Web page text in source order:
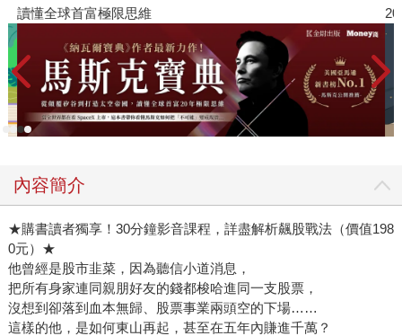
讀懂全球首富極限思維
內容簡介
★購書讀者獨享！30分鐘影音課程，詳盡解析飆股戰法（價值198
0元）★
他曾經是股市韭菜，因為聽信小道消息，
把所有身家連同親朋好友的錢都梭哈進同一支股票，
沒想到卻落到血本無歸、股票事業兩頭空的下場……
這樣的他，是如何東山再起，甚至在五年內賺進千萬？